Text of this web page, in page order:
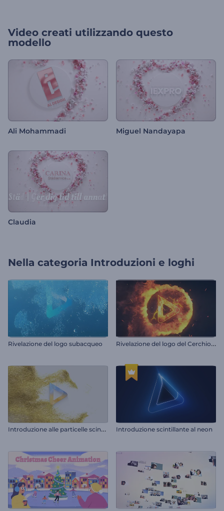
Video creati utilizzando questo
modello
Ali Mohammadi Miguel Nandayapa
Claudia
Nella categoria Introduzioni e loghi
Rivelazione del logo subacqueo R
ivelazione del logo del Cerchio Fiammeggiante
I
ntroduzione alle particelle scintillanti Introduzione scintillante al neon